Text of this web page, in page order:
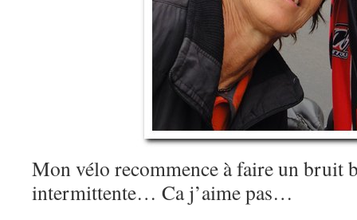
Mon vélo recommence à faire un bruit
intermittente… Ca j’aime pas…